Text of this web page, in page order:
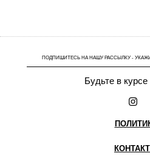
ПОДПИШИТЕСЬ НА НАШУ РАССЫЛКУ -
Будьте в курсе